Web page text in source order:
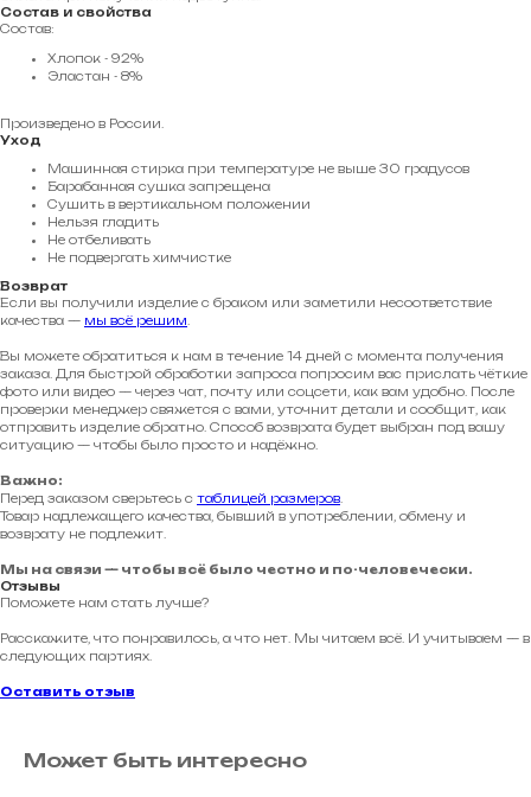
Состав и свойства
Состав:
Хлопок - 92%
Эластан - 8%
Произведено в России.
Уход
Машинная стирка при температуре не выше 30 градусов
Барабанная сушка запрещена
Сушить в вертикальном положении
Нельзя гладить
Не отбеливать
Не подвергать химчистке
Возврат
Если вы получили изделие с браком или заметили несоответствие
качества — мы всё решим
Вы можете обратиться к нам в течение 14 дней с момента получения
заказа. Для быстрой обработки запроса попросим вас прислать чёткие
фото или видео — через чат, почту или соцсети, как вам удобно. После
проверки менеджер свяжется с вами, уточнит детали и сообщит, как
отправить изделие обратно. Способ возврата будет выбран под вашу
ситуацию — чтобы было просто и надёжно.
Важно:
Перед заказом сверьтесь с таблицей размеров
Товар надлежащего качества, бывший в употреблении, обмену и
возврату не подлежит.
Мы на связи — чтобы всё было честно и по-человечески.
Отзывы
Поможете нам стать лучше?
Расскажите, что понравилось, а что нет. Мы читаем всё. И учитываем — в
следующих партиях.
Оставить отзыв
Может быть интересно